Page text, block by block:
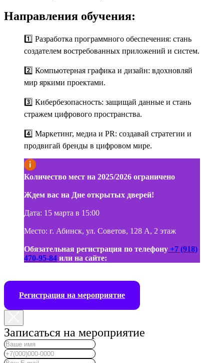
Направления обучения:
1️⃣ Разработка программного обеспечения: стань
создателем востребованных приложений и систем.
2️⃣ Компьютерная графика и дизайн: вдохновляй
мир яркими проектами.
3️⃣ Кибербезопасность: защищай данные и стань
стражем цифрового пространства.
4️⃣ Маркетинг, медиа и PR: создавай стратегии и
продвигай бренды в цифровом мире.
Количество мест на 2025/2026 ограничено
Ждем вас на Дне открытых дверей!
Дата: 15 марта в 15:00
Место: г. Абинск, ул. Советов, 128 А, 2 этаж
Обязательная регистрация по телефону +7 (918)
470-95-84 или на сайте:
Регистрация на мероприятие
Записаться на мероприятие